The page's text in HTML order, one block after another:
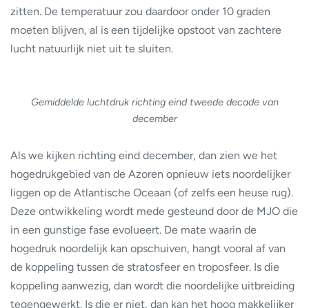
zitten. De temperatuur zou daardoor onder 10 graden
moeten blijven, al is een tijdelijke opstoot van zachtere
lucht natuurlijk niet uit te sluiten.
Gemiddelde luchtdruk richting eind tweede decade van
december
Als we kijken richting eind december, dan zien we het
hogedrukgebied van de Azoren opnieuw iets noordelijker
liggen op de Atlantische Oceaan (of zelfs een heuse rug).
Deze ontwikkeling wordt mede gesteund door de MJO die
in een gunstige fase evolueert. De mate waarin de
hogedruk noordelijk kan opschuiven, hangt vooral af van
de koppeling tussen de stratosfeer en troposfeer. Is die
koppeling aanwezig, dan wordt die noordelijke uitbreiding
tegengewerkt. Is die er niet, dan kan het hoog makkelijker